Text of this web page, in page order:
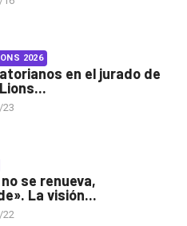
2026
en el jurado de
23
se renueva,
La visión...
22